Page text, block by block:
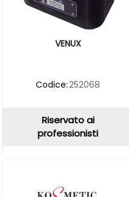
VENUX
Codice:252068
Riservato ai
professionisti